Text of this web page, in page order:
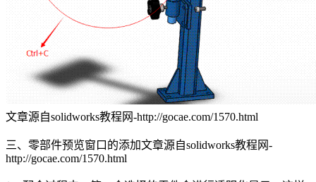
文章源自solidworks教程网-http://gocae.com/1570.html
三、零部件预览窗口的添加文章源自solidworks教程网-
http://gocae.com/1570.html